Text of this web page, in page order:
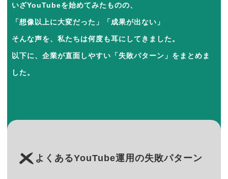
いざYouTubeを始めてみたものの、
「想像以上に大変だった」「成果が出ない」
そんな声を、私たちは何度も耳にしてきました。
以下に、企業が直面しやすい「失敗パターン」をまとめま
した。
よくあるYouTube運用の失敗パターン